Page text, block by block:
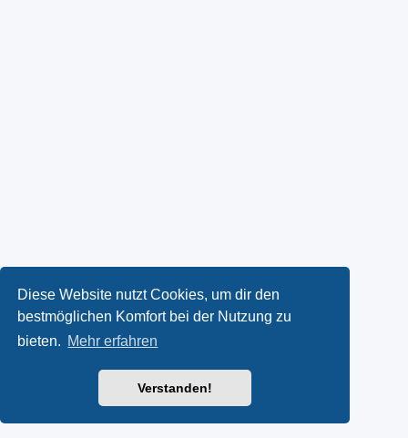
Diese Website nutzt Cookies, um dir den
bestmöglichen Komfort bei der Nutzung zu
bieten. Mehr erfahren
Verstanden!